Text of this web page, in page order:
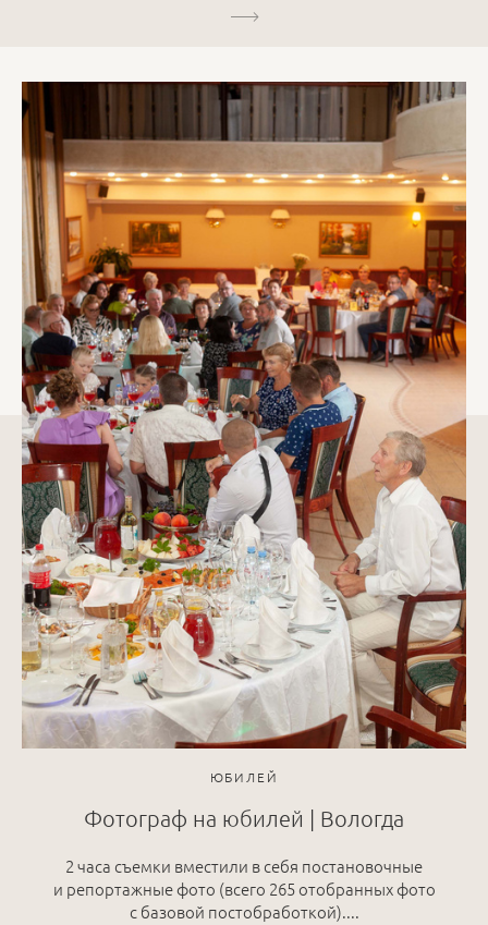
ЮБИЛЕЙ
Фотограф на юбилей | Вологда
2 часа съемки вместили в себя постановочные
и репортажные фото (всего 265 отобранных фото
с базовой постобработкой)....